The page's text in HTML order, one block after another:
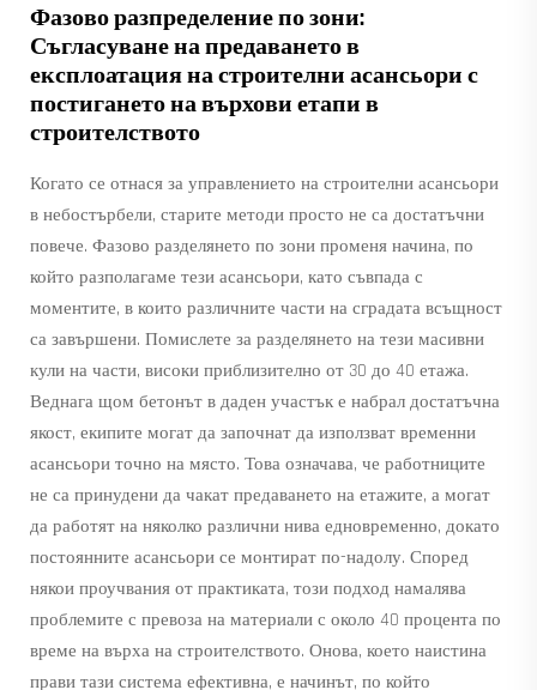
Фазово разпределение по зони:
Съгласуване на предаването в
експлоатация на строителни асансьори с
постигането на върхови етапи в
строителството
Когато се отнася за управлението на строителни асансьори
в небостърбели, старите методи просто не са достатъчни
повече. Фазово разделянето по зони променя начина, по
който разполагаме тези асансьори, като съвпада с
моментите, в които различните части на сградата всъщност
са завършени. Помислете за разделянето на тези масивни
кули на части, високи приблизително от 30 до 40 етажа.
Веднага щом бетонът в даден участък е набрал достатъчна
якост, екипите могат да започнат да използват временни
асансьори точно на място. Това означава, че работниците
не са принудени да чакат предаването на етажите, а могат
да работят на няколко различни нива едновременно, докато
постоянните асансьори се монтират по-надолу. Според
някои проучвания от практиката, този подход намалява
проблемите с превоза на материали с около 40 процента по
време на върха на строителството. Онова, което наистина
прави тази система ефективна, е начинът, по който